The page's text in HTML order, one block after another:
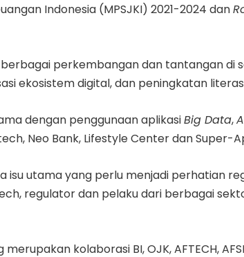
Indonesia (MPSJKI) 2021-2024 dan
perkembangan dan tantangan di
ekosistem digital, dan peningkatan
dengan penggunaan aplikasiBig Data,
Neo Bank, Lifestyle Center dan Super-
utama yang perlu menjadi perhatian
regulator dan pelaku dari berbagai
kolaborasi BI, OJK, AFTECH,